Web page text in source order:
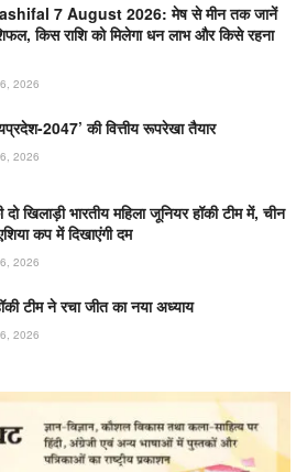
7 August 2026: मेष से मीन तक जानें
किस राशि को मिलेगा धन लाभ और किसे रहना
2026
2047’ की वित्तीय रूपरेखा तैयार
2026
दो खिलाड़ी भारतीय महिला जूनियर हॉकी टीम में, चीन
कप में दिखाएंगी दम
2026
टीम ने रचा जीत का नया अध्याय
2026